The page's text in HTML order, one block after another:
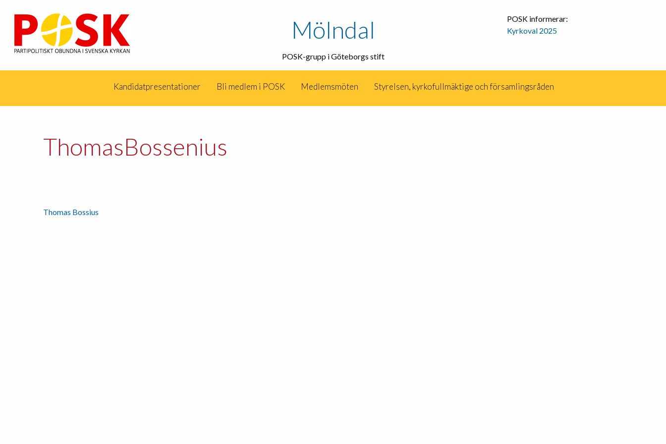
Mölndal
POSK-grupp i Göteborgs stift
POSK informerar:
Kyrkoval 2025
Kandidatpresentationer Bli medlem i POSK Medlemsmöten Styrelsen, kyrkofullmäktige och församlingsråden
ThomasBossenius
Inläggsnavigering
Thomas Bossius